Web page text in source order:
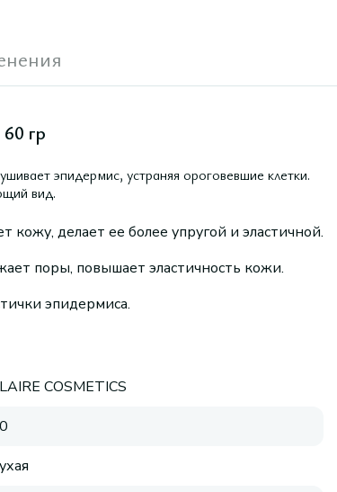
гр
эпидермис, устраняя ороговевшие клетки.
вид.
кожу, делает ее более упругой и эластичной.
поры, повышает эластичность кожи.
эпидермиса.
COSMETICS